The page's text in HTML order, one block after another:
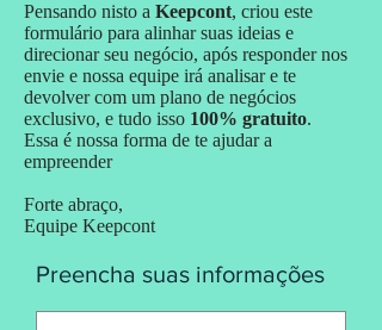
Pensando nisto a Keepcont, criou este
formulário para alinhar suas ideias e
direcionar seu negócio, após responder nos
envie e nossa equipe irá analisar e te
devolver com um plano de negócios
exclusivo, e tudo isso 100% gratuito.
Essa é nossa forma de te ajudar a
empreender
Forte abraço,
Equipe Keepcont
Preencha suas informações